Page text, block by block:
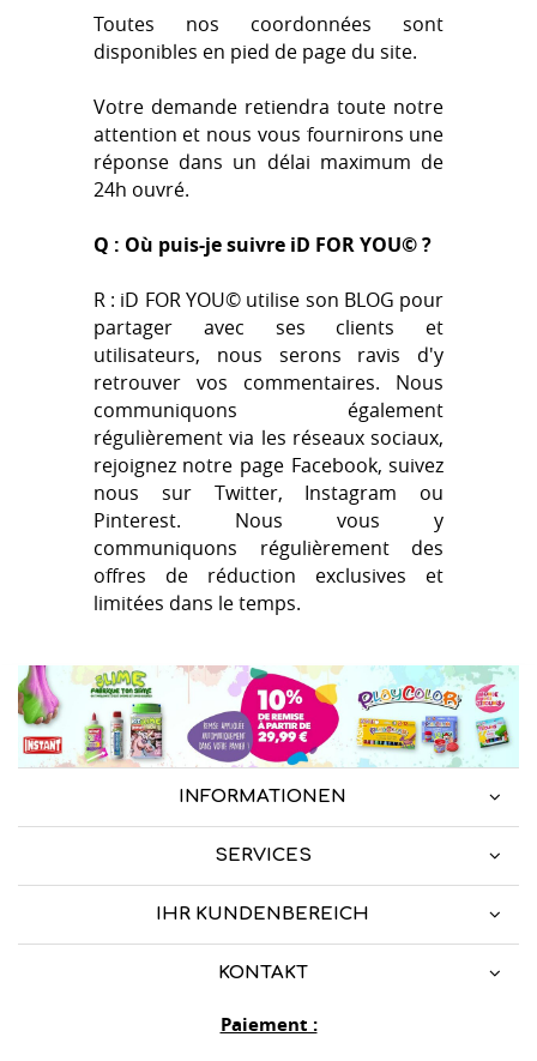
Toutes nos coordonnées sont
disponibles en pied de page du site.
Votre demande retiendra toute notre
attention et nous vous fournirons une
réponse dans un délai maximum de
24h ouvré.
Q : Où puis-je suivre iD FOR YOU© ?
R : iD FOR YOU© utilise son BLOG pour
partager avec ses clients et
utilisateurs, nous serons ravis d'y
retrouver vos commentaires. Nous
communiquons également
régulièrement via les réseaux sociaux,
rejoignez notre page Facebook, suivez
nous sur Twitter, Instagram ou
Pinterest. Nous vous y
communiquons régulièrement des
offres de réduction exclusives et
limitées dans le temps.
Paiement :
INFORMATIONEN
SERVICES
IHR KUNDENBEREICH
KONTAKT